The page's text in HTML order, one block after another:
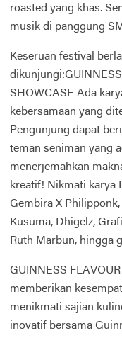
roasted yang khas.
musik di panggung
Keseruan festival
dikunjungi:GUINNESS
SHOWCASE Ada
kebersamaan yang
Pengunjung dapat
teman seniman yang
menerjemahkan
kreatif! Nikmati karya
Gembira X
Kusuma, Dhigelz,
Ruth Marbun, hingga
GUINNESS
memberikan
menikmati sajian
inovatif bersama